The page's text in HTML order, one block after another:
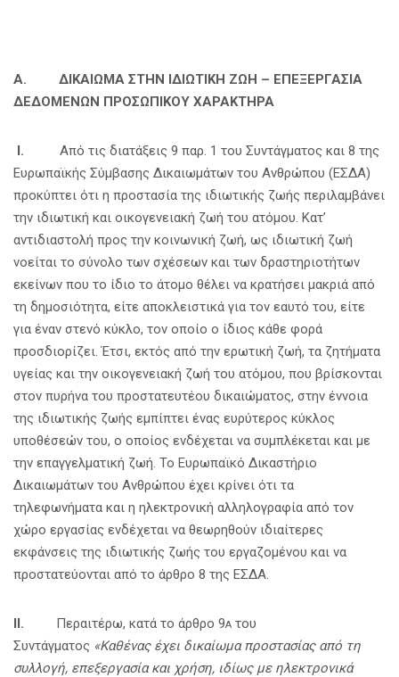
Α. ΔΙΚΑΙΩΜΑ ΣΤΗΝ ΙΔΙΩΤΙΚΗ ΖΩΗ – ΕΠΕΞΕΡΓΑΣΙΑ
ΔΕΔΟΜΕΝΩΝ ΠΡΟΣΩΠΙΚΟΥ ΧΑΡΑΚΤΗΡΑ
Ι. Από τις διατάξεις 9 παρ. 1 του Συντάγματος και 8 της
Ευρωπαϊκής Σύμβασης Δικαιωμάτων του Ανθρώπου (ΕΣΔΑ)
προκύπτει ότι η προστασία της ιδιωτικής ζωής περιλαμβάνει
την ιδιωτική και οικογενειακή ζωή του ατόμου. Κατ’
αντιδιαστολή προς την κοινωνική ζωή, ως ιδιωτική ζωή
νοείται το σύνολο των σχέσεων και των δραστηριοτήτων
εκείνων που το ίδιο το άτομο θέλει να κρατήσει μακριά από
τη δημοσιότητα, είτε αποκλειστικά για τον εαυτό του, είτε
για έναν στενό κύκλο, τον οποίο ο ίδιος κάθε φορά
προσδιορίζει. Έτσι, εκτός από την ερωτική ζωή, τα ζητήματα
υγείας και την οικογενειακή ζωή του ατόμου, που βρίσκονται
στον πυρήνα του προστατευτέου δικαιώματος, στην έννοια
της ιδιωτικής ζωής εμπίπτει ένας ευρύτερος κύκλος
υποθέσεών του, ο οποίος ενδέχεται να συμπλέκεται και με
την επαγγελματική ζωή. Το Ευρωπαϊκό Δικαστήριο
Δικαιωμάτων του Ανθρώπου έχει κρίνει ότι τα
τηλεφωνήματα και η ηλεκτρονική αλληλογραφία από τον
χώρο εργασίας ενδέχεται να θεωρηθούν ιδιαίτερες
εκφάνσεις της ιδιωτικής ζωής του εργαζομένου και να
προστατεύονται από το άρθρο 8 της ΕΣΔΑ.
ΙΙ. Περαιτέρω, κατά το άρθρο 9Α του
Συντάγματος «Καθένας έχει δικαίωμα προστασίας από τη
συλλογή, επεξεργασία και χρήση, ιδίως με ηλεκτρονικά